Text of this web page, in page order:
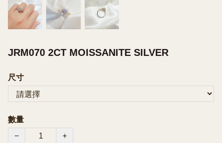
JRM070 2CT MOISSANITE SILVER
尺寸
數量
−
+